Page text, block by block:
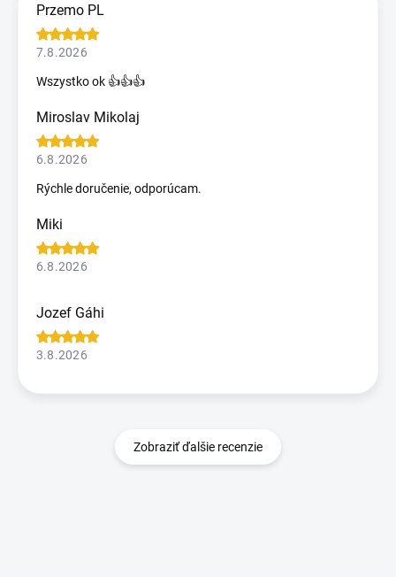
Przemo PL
7.8.2026
Wszystko ok 👍👍👍
Miroslav Mikolaj
6.8.2026
Rýchle doručenie, odporúcam.
Miki
6.8.2026
Jozef Gáhi
3.8.2026
Zobraziť ďalšie recenzie